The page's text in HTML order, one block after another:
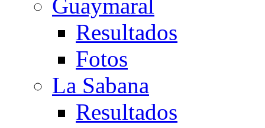
Guaymaral
Resultados
Fotos
La Sabana
Resultados